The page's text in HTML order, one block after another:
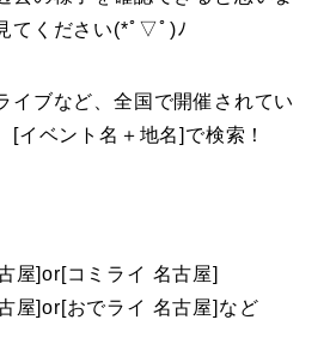
てください(*ﾟ▽ﾟ)ﾉ
イブなど、全国で開催されてい
[イベント名＋地名]で検索！
屋]or[コミライ 名古屋]
屋]or[おでライ 名古屋]など